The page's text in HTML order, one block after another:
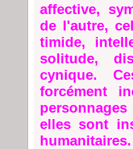
affective,
de l'autre,
timide,
solitude,
cynique.
forcément
elles sont
humanitaires.